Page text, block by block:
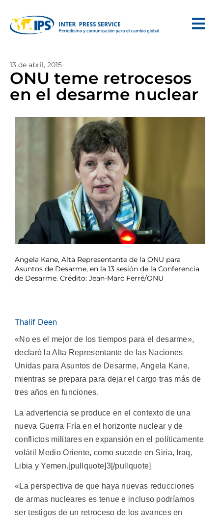
13 de abril, 2015
ONU teme retrocesos
en el desarme nuclear
Angela Kane, Alta Representante de la ONU para
Asuntos de Desarme, en la 13 sesión de la Conferencia
de Desarme. Crédito: Jean-Marc Ferré/ONU
Thalif Deen
«No es el mejor de los tiempos para el desarme»,
declaró la Alta Representante de las Naciones
Unidas para Asuntos de Desarme, Angela Kane,
mientras se prepara para dejar el cargo tras más de
tres años en funciones.
La advertencia se produce en el contexto de una
nueva Guerra Fría en el horizonte nuclear y de
conflictos militares en expansión en el políticamente
volátil Medio Oriente, como sucede en Siria, Iraq,
Libia y Yemen.[pullquote]3[/pullquote]
«La perspectiva de que haya nuevas reducciones
de armas nucleares es tenue e incluso podríamos
ser testigos de un retroceso de los avances en